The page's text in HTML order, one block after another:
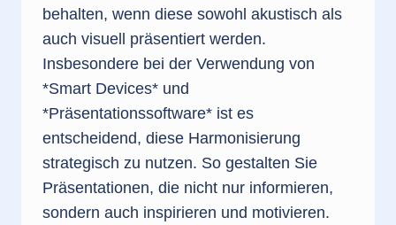
behalten, wenn diese sowohl akustisch als
auch visuell präsentiert werden.
Insbesondere bei der Verwendung von
*Smart Devices* und
*Präsentationssoftware* ist es
entscheidend, diese Harmonisierung
strategisch zu nutzen. So gestalten Sie
Präsentationen, die nicht nur informieren,
sondern auch inspirieren und motivieren.